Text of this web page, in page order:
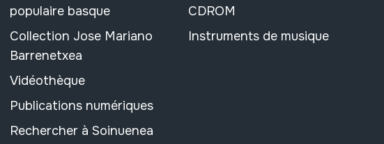
populaire basque
Collection Jose Mariano
Barrenetxea
Vidéothèque
Publications numériques
Rechercher à Soinuenea
CDROM
Instruments de musique